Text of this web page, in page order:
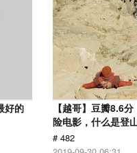
好的
【越哥】豆瓣8.6
险电影，什么是登
# 482